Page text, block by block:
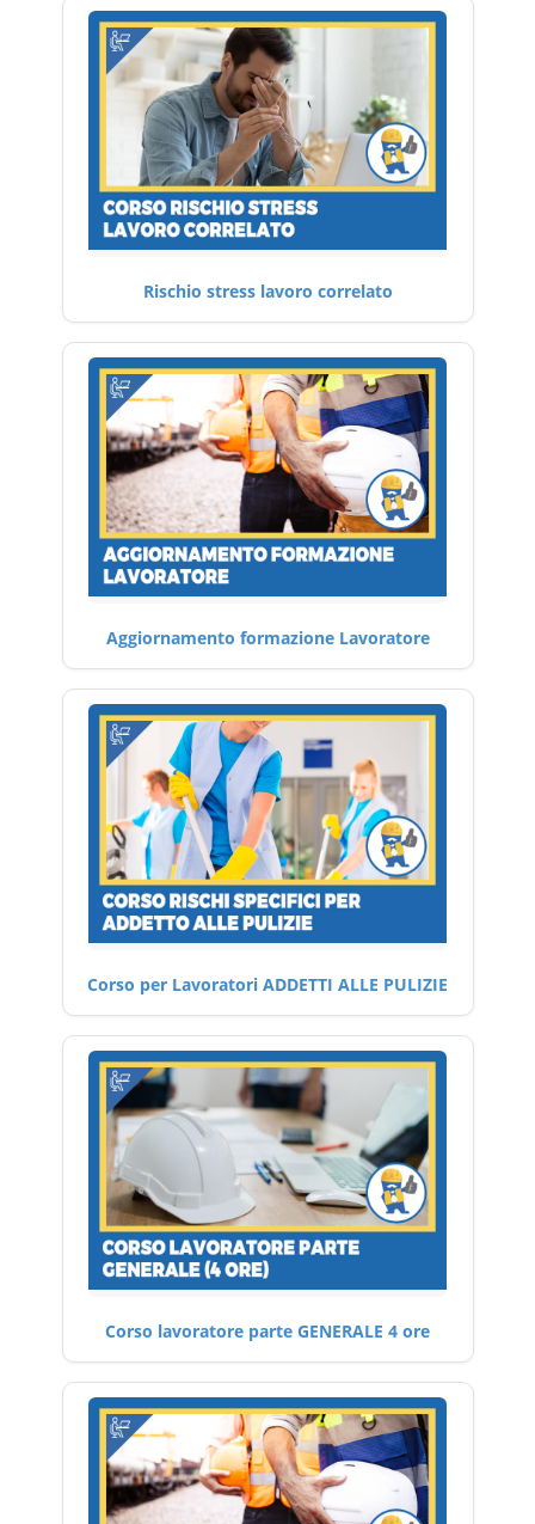
Rischio stress lavoro correlato
Aggiornamento formazione Lavoratore
Corso per Lavoratori ADDETTI ALLE PULIZIE
Corso lavoratore parte GENERALE 4 ore